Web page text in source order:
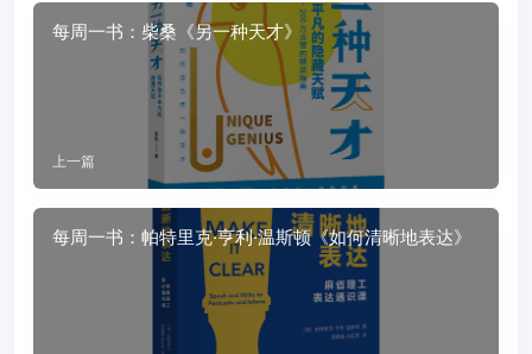
每周一书：柴桑《另一种天才》
上一篇
每周一书：帕特里克·亨利·温斯顿《如何清晰地表达》